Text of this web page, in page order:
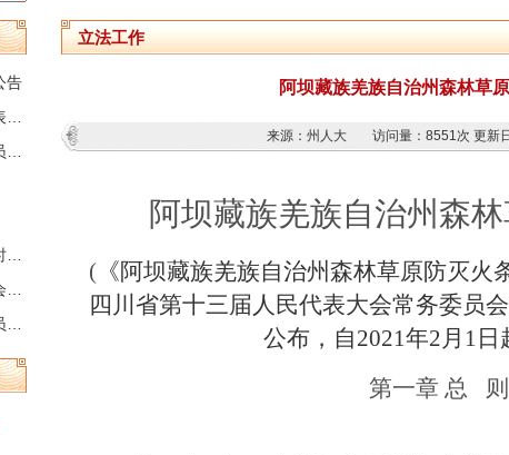
告
立法工作
阿坝藏族羌族自治州森林草
来源：州人大 访问量： 8551次 更新
阿坝藏族羌族自治州森
(《阿坝藏族羌族自治州森林草原防灭火
四川省第十三届人民代表大会常务委员
公布，自2021年2月1
第一章 总 则